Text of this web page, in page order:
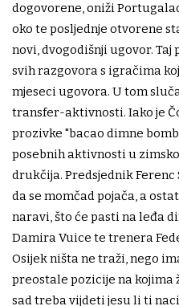
dogovorene, oniži
oko te posljednje otvorene
novi, dvogodišnji ugovor.
svih razgovora s igračima
mjeseci ugovora. U tom
transfer-aktivnosti. Iako je
prozivke "bacao dimne
posebnih aktivnosti u
drukčija. Predsjednik
da se momčad pojača, a
naravi, što će pasti na leđa
Damira Vuice te trenera
Osijek ništa ne traži, nego
preostale pozicije na kojima
sad treba vijdeti jesu li ti